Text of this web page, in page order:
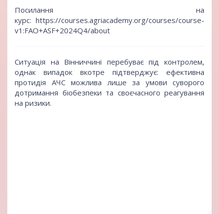
Посилання на
курс: https://courses.agriacademy.org/courses/course-
v1:FAO+ASF+2024Q4/about
Ситуація на Вінниччині перебуває під контролем,
однак випадок вкотре підтверджує: ефективна
протидія АЧС можлива лише за умови суворого
дотримання біобезпеки та своєчасного реагування
на ризики.